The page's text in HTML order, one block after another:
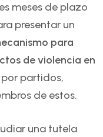
meses de plazo
presentar un
para
de violencia en
partidos,
de estos.
una tutela